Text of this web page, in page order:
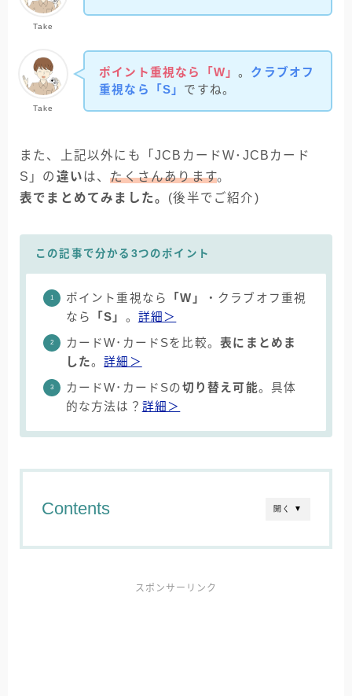
Take
Take
ポイント重視なら「W」。 クラブオフ
重視なら「S」 ですね。
また、上記以外にも「JCBカードW･JCBカード
S」の 違いは、たくさんあります。
表でまとめてみました。 (後半でご紹介)
この記事で分かる3つのポイント
ポイント重視なら 「W」
・クラブオフ重視
なら
「S」 。 詳細＞
カードW･カードSを比較。表にまとめま
した。詳細＞
カードW･カードSの切り替え可能。具体
的な方法は？ 詳細＞
開く ▼
Contents
スポンサーリンク